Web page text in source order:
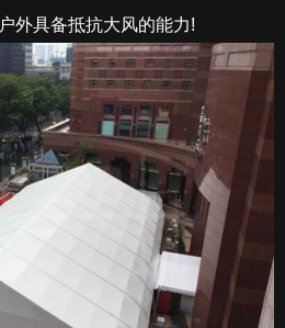
外具备抵抗大风的能力!